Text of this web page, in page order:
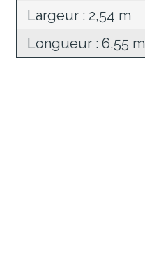
Largeur : 2,54 m
Longueur : 6,55 m